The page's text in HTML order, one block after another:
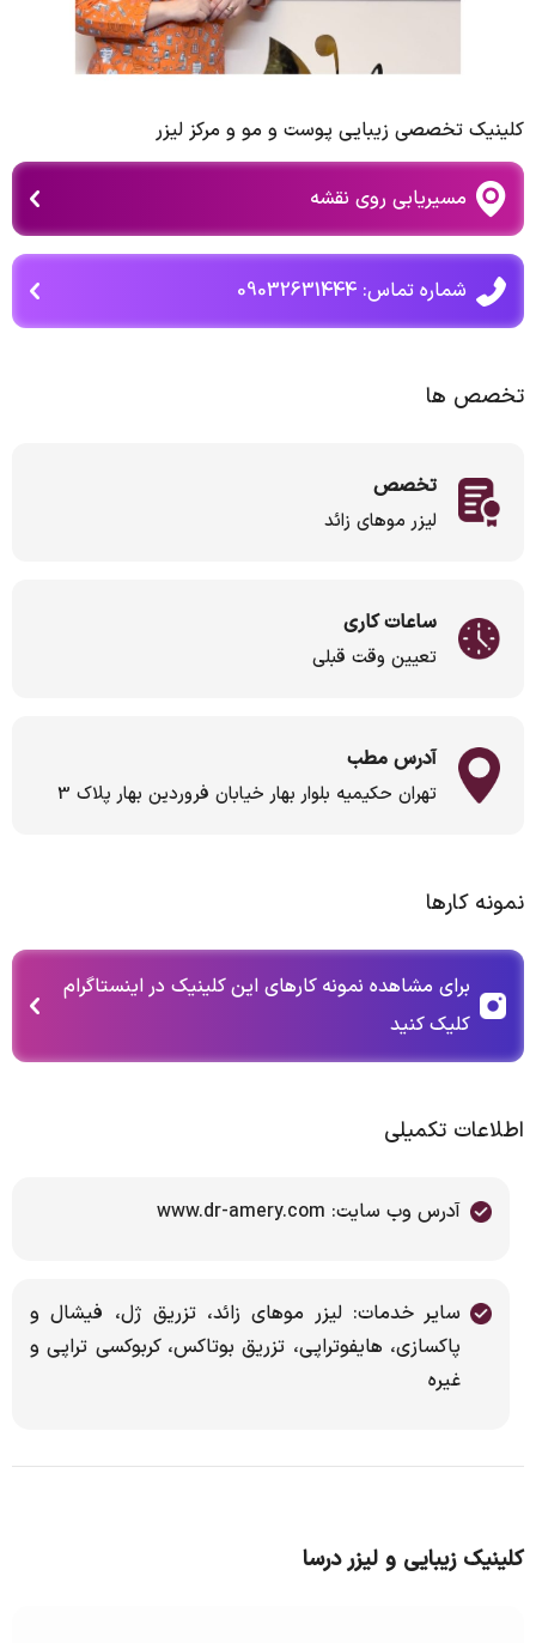
کلینیک تخصصی زیبایی پوست و مو و مرکز لیزر
مسیریابی روی نقشه
شماره تماس: 09032631444
تخصص ها
تخصص
لیزر موهای زائد
ساعات کاری
تعیین وقت قبلی
آدرس مطب
تهران حکیمیه بلوار بهار خیابان فروردین بهار پلاک 3
نمونه کارها
برای مشاهده نمونه کارهای این کلینیک در اینستاگرام
کلیک کنید
اطلاعات تکمیلی
آدرس وب سایت: www.dr-amery.com
سایر خدمات: لیزر موهای زائد، تزریق ژل، فیشال و
پاکسازی، هایفوتراپی، تزریق بوتاکس، کربوکسی تراپی و
غیره
کلینیک زیبایی و لیزر درسا